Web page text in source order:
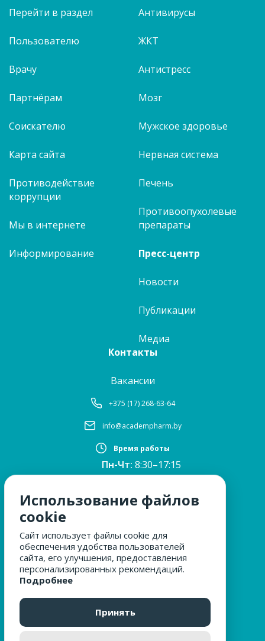
Перейти в раздел
Пользователю
Врачу
Партнёрам
Соискателю
Карта сайта
Противодействие
коррупции
Мы в интернете
Информирование
Антивирусы
ЖКТ
Антистресс
Мозг
Мужское здоровье
Нервная система
Печень
Противоопухолевые
препараты
Пресс-центр
Новости
Публикации
Медиа
Контакты
Вакансии
+375 (17) 268-63-64
info@academpharm.by
Время работы
Пн-Чт: 8:30–17:15
ПТ:8:30–16:00
12:30–13:00
Сб, Вс:выходные
МЫ ЗА БЕЗОПАСНОСТЬ
ОБРАЩЕНИЯ ГРАЖДАН
Использование файлов
cookie
Сайт использует файлы cookie для
обеспечения удобства пользователей
сайта, его улучшения, предоставления
персонализированных рекомендаций.
Подробнее
Принять